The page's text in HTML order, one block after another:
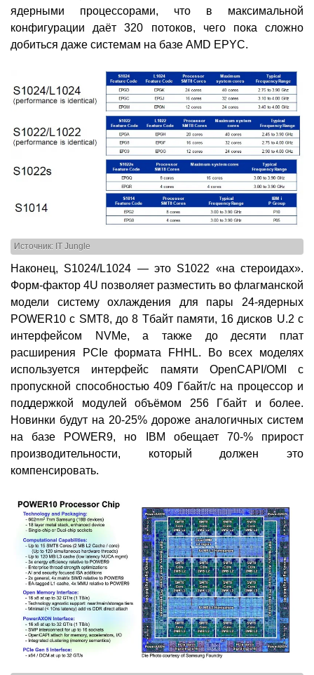
ядерными процессорами, что в максимальной
конфигурации даёт 320 потоков, чего пока сложно
добиться даже системам на базе AMD EPYC.
Источник: IT Jungle
Наконец, S1024/L1024 — это S1022 «на стероидах».
Форм-фактор 4U позволяет разместить во флагманской
модели систему охлаждения для пары 24-ядерных
POWER10 c SMT8, до 8 Тбайт памяти, 16 дисков U.2 с
интерфейсом NVMe, а также до десяти плат
расширения PCIe формата FHHL. Во всех моделях
используется интерфейс памяти OpenCAPI/OMI с
пропускной способностью 409 Гбайт/с на процессор и
поддержкой модулей объёмом 256 Гбайт и более.
Новинки будут на 20-25% дороже аналогичных систем
на базе POWER9, но IBM обещает 70-% прирост
производительности, который должен это
компенсировать.